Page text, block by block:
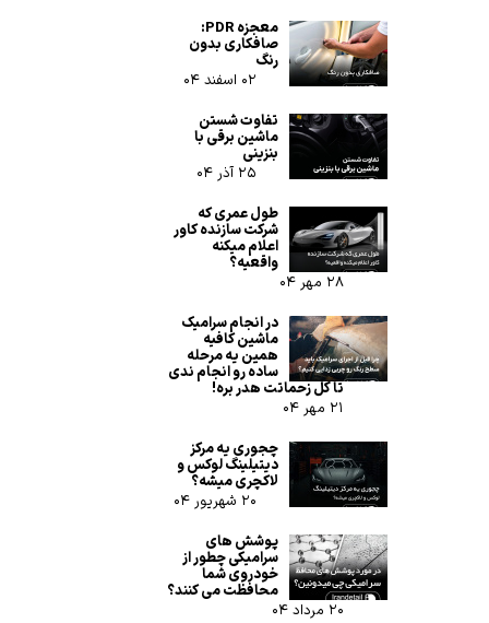
معجزه PDR:
صافکاری بدون
رنگ
۰۲ اسفند ۰۴
تفاوت شستن
ماشین برقی با
بنزینی
۲۵ آذر ۰۴
طول عمری که
شرکت سازنده کاور
اعلام میکنه
واقعیه؟
۲۸ مهر ۰۴
در انجام سرامیک
ماشین کافیه
همین یه مرحله
ساده رو انجام ندی
تا کل زحماتت هدر بره!
۲۱ مهر ۰۴
چجوری یه مرکز
دیتیلینگ لوکس و
لاکچری میشه؟
۲۰ شهریور ۰۴
پوشش های
سرامیکی چطور از
خودروی شما
محافظت می کنند؟
۲۰ مرداد ۰۴